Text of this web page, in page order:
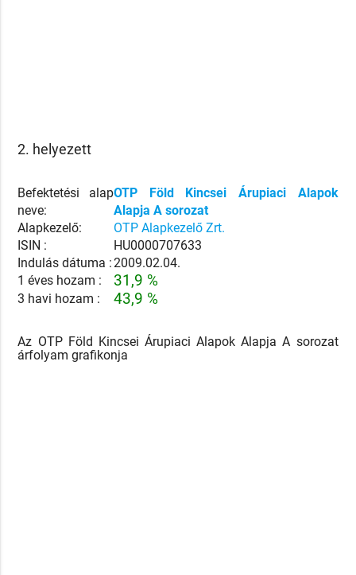
2. helyezett
Befektetési alap
neve:
OTP Föld Kincsei Árupiaci Alapok
Alapja A sorozat
Alapkezelő:
OTP Alapkezelő Zrt.
ISIN :
HU0000707633
Indulás dátuma :2009.02.04.
1 éves hozam :
31,9 %
3 havi hozam : 43,9 %
Az OTP Föld Kincsei Árupiaci Alapok Alapja A sorozat
árfolyam grafikonja